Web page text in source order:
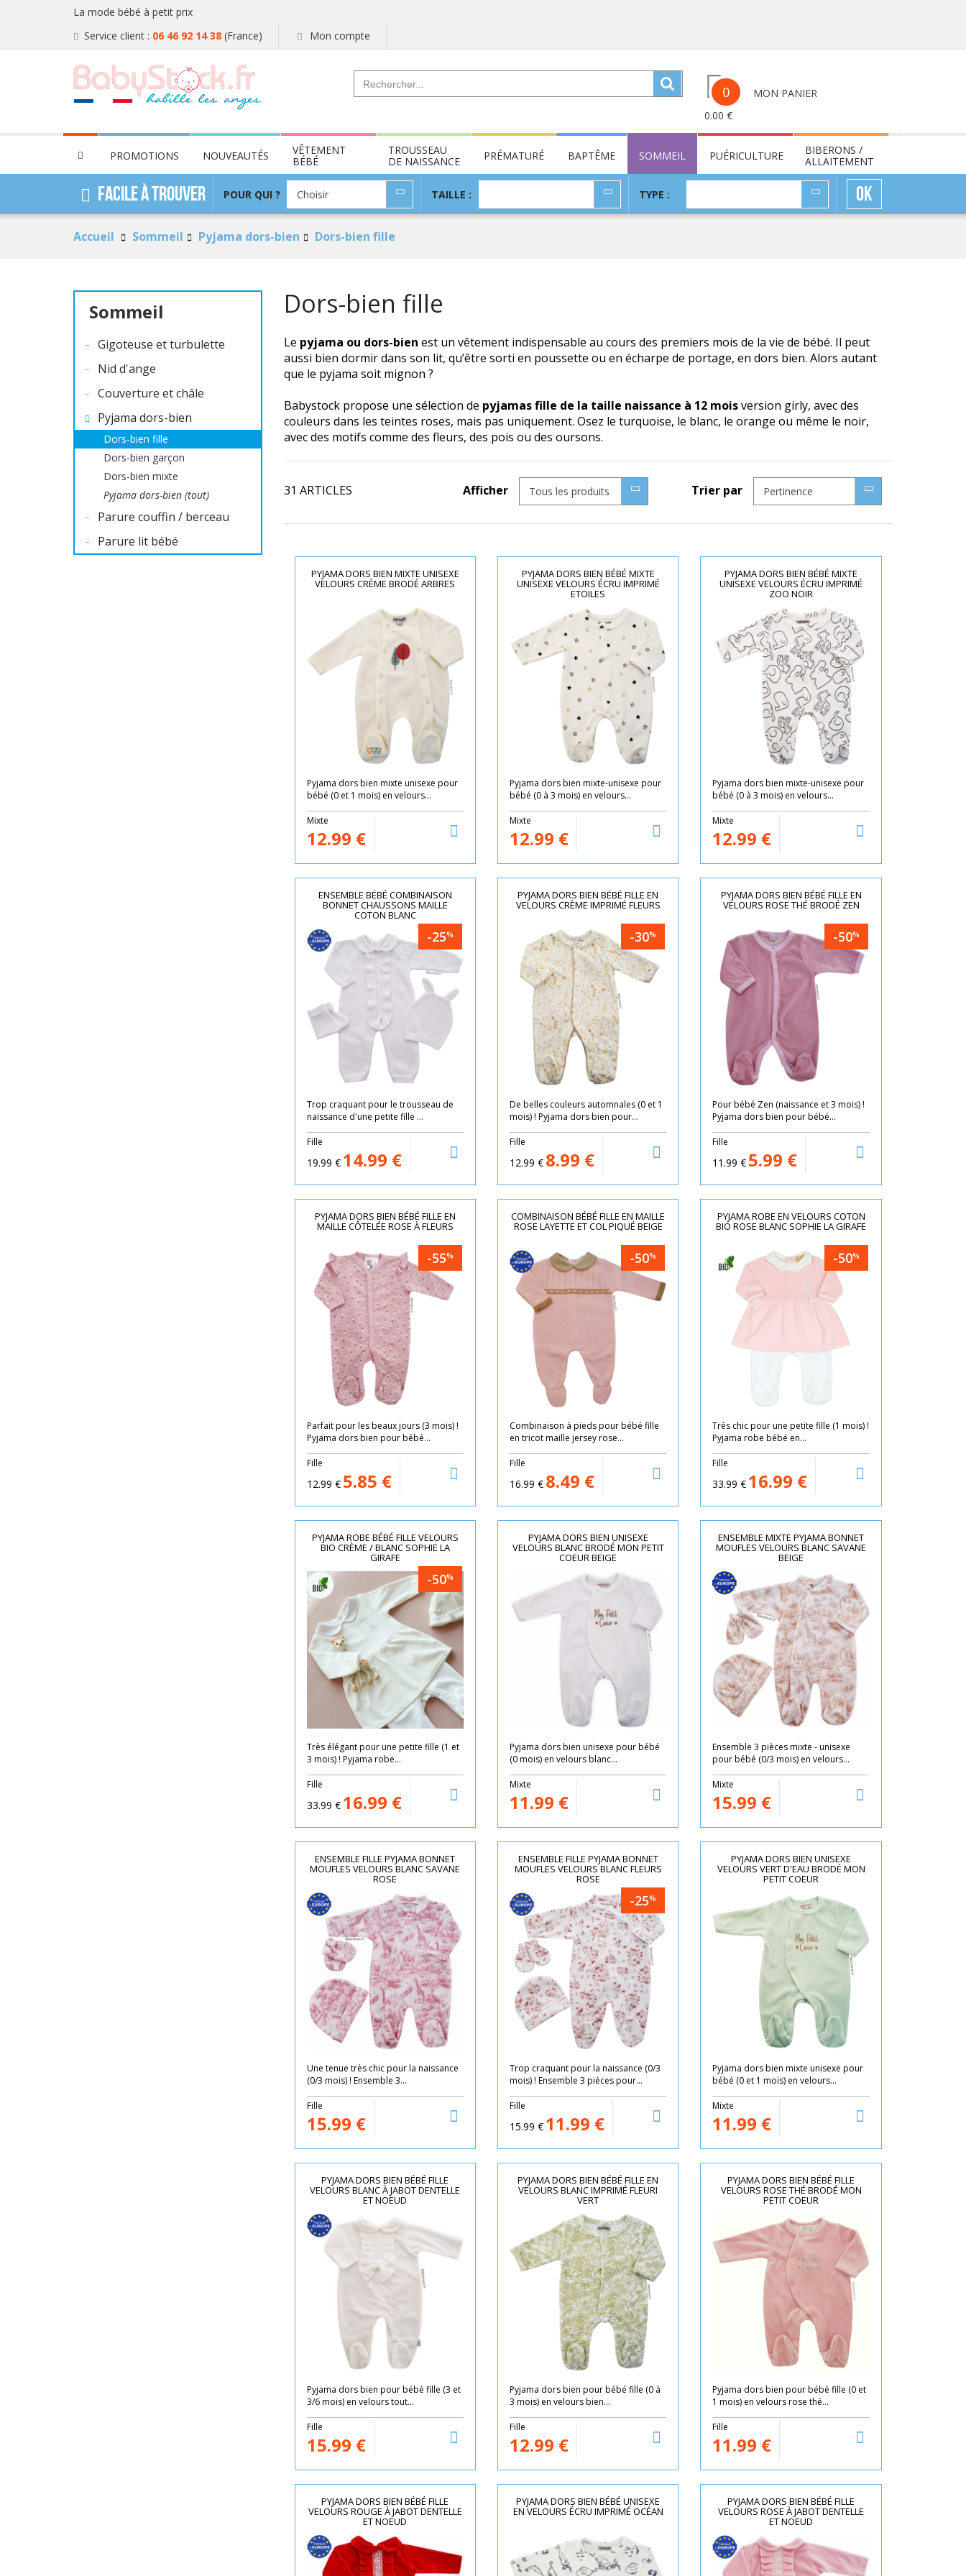
La mode bébé à petit prix
Service client : 06 46 92 14 38 (France) Mon compte
0
MON PANIER
0.00 €
PROMOTIONS NOUVEAUTÉS
VÊTEMENT
BÉBÉ
TROUSSEAU
DE NAISSANCE
PRÉMATURÉ BAPTÊME SOMMEIL PUÉRICULTURE
BIBERONS /
ALLAITEMENT
Facile à trouver POUR QUI ? Choisir
POUR
QUI
?
TAILLE : TYPE : OK
Accueil Sommeil Pyjama dors-bien Dors-bien fille
Sommeil
Gigoteuse et turbulette
Nid d'ange
Couverture et châle
Pyjama dors-bien
Dors-bien fille
Dors-bien garçon
Dors-bien mixte
Pyjama dors-bien (tout)
Parure couffin / berceau
Parure lit bébé
Dors-bien fille
Le pyjama ou dors-bien est un vêtement indispensable au cours des premiers mois de la vie de bébé. Il peut
aussi bien dormir dans son lit, qu’être sorti en poussette ou en écharpe de portage, en dors bien. Alors autant
que le pyjama soit mignon ?
Babystock propose une sélection de pyjamas fille de la taille naissance à 12 moisversion girly, avec des
couleurs dans les teintes roses, mais pas uniquement. Osez le turquoise, le blanc, le orange ou même le noir,
avec des motifs comme des fleurs, des pois ou des oursons.
31 ARTICLES Afficher Tous les produits Trier par Pertinence
PYJAMA DORS BIEN MIXTE UNISEXE
VELOURS CRÈME BRODÉ ARBRES
Pyjama dors bien mixte unisexe pour
bébé (0 et 1 mois) en velours...
Mixte
12.99 €
PYJAMA DORS BIEN BÉBÉ MIXTE
UNISEXE VELOURS ÉCRU IMPRIMÉ
ETOILES
Pyjama dors bien mixte-unisexe pour
bébé (0 à 3 mois) en velours...
Mixte
12.99 €
PYJAMA DORS BIEN BÉBÉ MIXTE
UNISEXE VELOURS ÉCRU IMPRIMÉ
ZOO NOIR
Pyjama dors bien mixte-unisexe pour
bébé (0 à 3 mois) en velours...
Mixte
12.99 €
ENSEMBLE BÉBÉ COMBINAISON
BONNET CHAUSSONS MAILLE
COTON BLANC
-25%
Trop craquant pour le trousseau de
naissance d'une petite fille ...
Fille
19.99 € 14.99 €
PYJAMA DORS BIEN BÉBÉ FILLE EN
VELOURS CRÈME IMPRIMÉ FLEURS
-30%
De belles couleurs automnales (0 et 1
mois) ! Pyjama dors bien pour...
Fille
12.99 € 8.99 €
PYJAMA DORS BIEN BÉBÉ FILLE EN
VELOURS ROSE THÉ BRODÉ ZEN
-50%
Pour bébé Zen (naissance et 3 mois) !
Pyjama dors bien pour bébé...
Fille
11.99 € 5.99 €
PYJAMA DORS BIEN BÉBÉ FILLE EN
MAILLE CÔTELÉE ROSE À FLEURS
-55%
Parfait pour les beaux jours (3 mois) !
Pyjama dors bien pour bébé...
Fille
12.99 € 5.85 €
COMBINAISON BÉBÉ FILLE EN MAILLE
ROSE LAYETTE ET COL PIQUÉ BEIGE
-50%
Combinaison à pieds pour bébé fille
en tricot maille jersey rose...
Fille
16.99 € 8.49 €
PYJAMA ROBE EN VELOURS COTON
BIO ROSE BLANC SOPHIE LA GIRAFE
-50%
Très chic pour une petite fille (1 mois) !
Pyjama robe bébé en...
Fille
33.99 € 16.99 €
PYJAMA ROBE BÉBÉ FILLE VELOURS
BIO CRÈME / BLANC SOPHIE LA
GIRAFE
-50%
Très élégant pour une petite fille (1 et
3 mois) ! Pyjama robe...
Fille
33.99 € 16.99 €
PYJAMA DORS BIEN UNISEXE
VELOURS BLANC BRODÉ MON PETIT
COEUR BEIGE
Pyjama dors bien unisexe pour bébé
(0 mois) en velours blanc...
Mixte
11.99 €
ENSEMBLE MIXTE PYJAMA BONNET
MOUFLES VELOURS BLANC SAVANE
BEIGE
Ensemble 3 pièces mixte - unisexe
pour bébé (0/3 mois) en velours...
Mixte
15.99 €
ENSEMBLE FILLE PYJAMA BONNET
MOUFLES VELOURS BLANC SAVANE
ROSE
Une tenue très chic pour la naissance
(0/3 mois) ! Ensemble 3...
Fille
15.99 €
ENSEMBLE FILLE PYJAMA BONNET
MOUFLES VELOURS BLANC FLEURS
ROSE
-25%
Trop craquant pour la naissance (0/3
mois) ! Ensemble 3 pièces pour...
Fille
15.99 € 11.99 €
PYJAMA DORS BIEN UNISEXE
VELOURS VERT D'EAU BRODÉ MON
PETIT COEUR
Pyjama dors bien mixte unisexe pour
bébé (0 et 1 mois) en velours...
Mixte
11.99 €
PYJAMA DORS BIEN BÉBÉ FILLE
VELOURS BLANC À JABOT DENTELLE
ET NOEUD
Pyjama dors bien pour bébé fille (3 et
3/6 mois) en velours tout...
Fille
15.99 €
PYJAMA DORS BIEN BÉBÉ FILLE EN
VELOURS BLANC IMPRIMÉ FLEURI
VERT
Pyjama dors bien pour bébé fille (0 à
3 mois) en velours bien...
Fille
12.99 €
PYJAMA DORS BIEN BÉBÉ FILLE
VELOURS ROSE THÉ BRODÉ MON
PETIT COEUR
Pyjama dors bien pour bébé fille (0 et
1 mois) en velours rose thé...
Fille
11.99 €
PYJAMA DORS BIEN BÉBÉ FILLE
VELOURS ROUGE À JABOT DENTELLE
ET NOEUD
PYJAMA DORS BIEN BÉBÉ UNISEXE
EN VELOURS ÉCRU IMPRIMÉ OCÉAN
PYJAMA DORS BIEN BÉBÉ FILLE
VELOURS ROSE À JABOT DENTELLE
ET NOEUD